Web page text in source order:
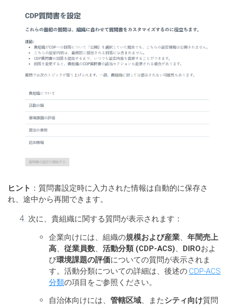
ヒント ：質問書設定時に入力された情報は自動的に保存さ
れ、途中から再開できます。
次に、貴組織に関する質問が表示されます：
企業向けには、組織の規模および産業
年間売上
高
従業員数 活動分類 (CDP-ACS) DIROおよ
び環境課題の評価についての質問が表示されま
す。活動分類についての詳細は、後述の CDP-ACS
分類の項目をご参照ください。
自治体向けには、 管轄区域、またシティ向け質問